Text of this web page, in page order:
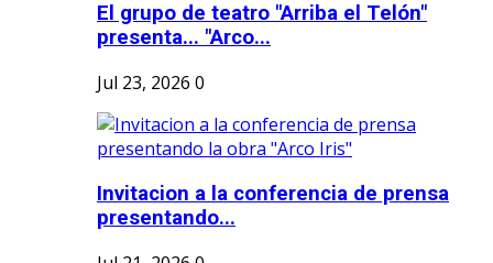
El grupo de teatro "Arriba el Telón"
presenta... "Arco...
Jul 23, 2026 0
Invitacion a la conferencia de prensa
presentando...